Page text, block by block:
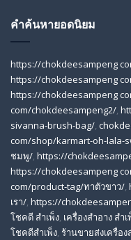
คำค้นหายอดนิยม
https://chokdeesampeng
https://chokdeesampeng
https://chokdeesampeng
com/chokdeesampeng2/,
sivanna-brush-bag/,
com/shop/karmart-oh-lala-
ชมพู/, https://
https://chokdeesampeng
com/product-tag/ทาตัวขาว/,
เรา/, https://
โชคดี สําเพ็ง, เครื่องสำอาง สำเ
โชคดีสำเพ็ง, ร้านขายส่งเครื่อง